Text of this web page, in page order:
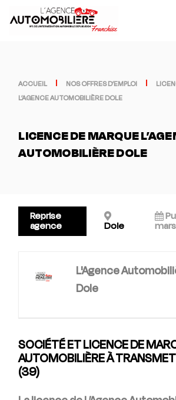
ACCUEIL NOS OFFRES D’EMPLOI
L’AGENCE AUTOMOBILIÈRE DOLE
LICENCE DE MARQUE
AUTOMOBILIÈRE DOLE
Reprise
agence Dole
L'Agence
Dole
SOCIÉTÉ ET LICENCE DE
AUTOMOBILIÈRE À
(39)